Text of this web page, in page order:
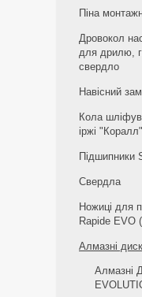
Піна
Дровокол
для дрилю,
свердло
Навісний
Кола
іржі "Коралл"
Підшипники
Свердла
Ножиці для
Rapide EVO
Алмазні
Алмазні